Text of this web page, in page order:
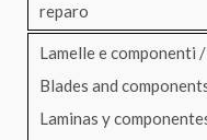
reparo
Lamelle e componenti
Blades and
Laminas y